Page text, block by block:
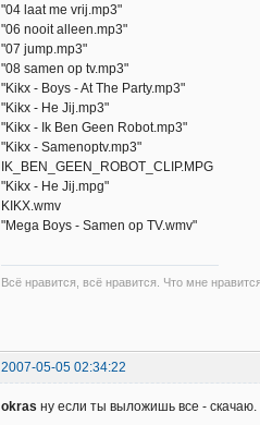
"04 laat me vrij.mp3"
"06 nooit alleen.mp3"
"07 jump.mp3"
"08 samen op tv.mp3"
"Kikx - Boys - At The Party.mp3"
"Kikx - He Jij.mp3"
"Kikx - Ik Ben Geen Robot.mp3"
"Kikx - Samenoptv.mp3"
IK_BEN_GEEN_ROBOT_CLIP.MPG
"Kikx - He Jij.mpg"
KIKX.wmv
"Mega Boys - Samen op TV.wmv"
Всё нравится, всё нравится. Что мне
2007-05-05 02:34:22
okras ну если ты выложишь все - скачаю.